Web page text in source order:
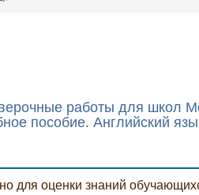
работы для школ
пособие. Английский
для оценки знаний